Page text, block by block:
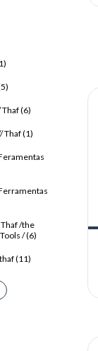
(6)
Thaf (1)
/the
/ (6)
(11)